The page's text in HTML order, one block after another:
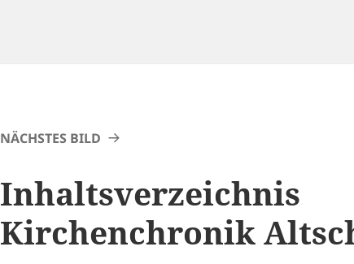
NÄCHSTES BILD
Inhaltsverzeichnis
Kirchenchronik